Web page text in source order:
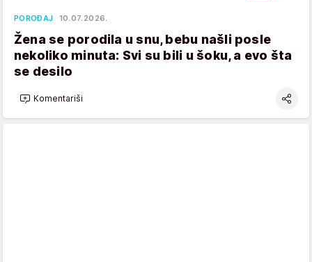
POROĐAJ 10.07.2026.
Žena se porodila u snu, bebu našli posle
nekoliko minuta: Svi su bili u šoku, a evo šta
se desilo
Komentariši